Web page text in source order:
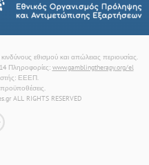
εθισμού και απώλειας περιουσίας.
Πληροφορίες: www.gamblingtherapy.org/el
ΕΕΕΠ.
ALL RIGHTS RESERVED